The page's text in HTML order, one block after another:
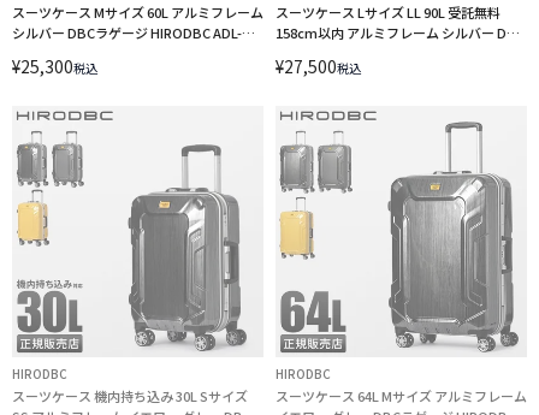
スーツケース Mサイズ 60L アルミフレーム
シルバー DBCラゲージ HIRODBC ADL-
¥25,300税込
スーツケース Lサイズ LL 90L 受託無料
158cm以内 アルミフレーム シルバー DBC
ース
¥27,500税込
HIRODBC
スーツケース 機内持ち込み 30L Sサイズ
HIRODBC
スーツケース 64L Mサイズ アルミフレーム